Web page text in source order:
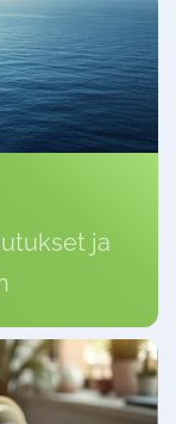
ja